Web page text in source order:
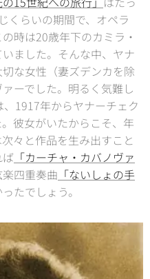
くらいの期間で、オペラ
時は20歳年下のカミラ・
ました。そんな中、ヤナ
な女性（妻ズデンカを除
ーでした。明るく気難し
1917年からヤナーチェク
彼女がいたからこそ、年
々と作品を生み出すこと
「カーチャ・カバノヴァ
四重奏曲 「ないしょの手
たでしょう。